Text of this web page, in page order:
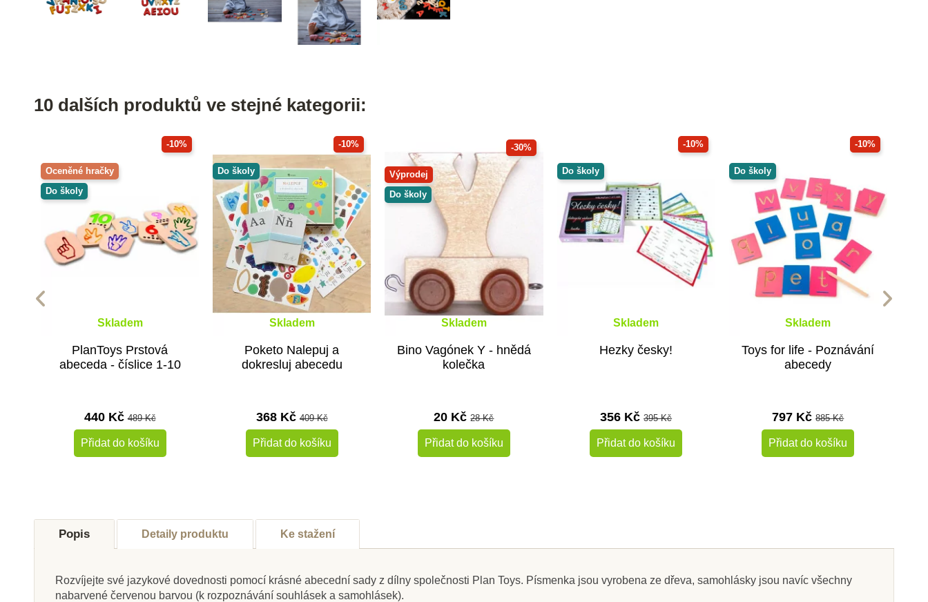
10 dalších produktů ve stejné kategorii:
-10%
Oceněné hračky
Do školy
Skladem
PlanToys Prstová
abeceda - číslice 1-10
440 Kč489 Kč
Přidat do košíku
-10%
Do školy
Skladem
Poketo Nalepuj a
dokresluj abecedu
368 Kč409 Kč
Přidat do košíku
-30%
Výprodej
Do školy
Skladem
Bino Vagónek Y - hnědá
kolečka
20 Kč28 Kč
Přidat do košíku
-10%
Do školy
Skladem
Hezky česky!
356 Kč395 Kč
Přidat do košíku
-10%
Do školy
Skladem
Toys for life - Poznávání
abecedy
797 Kč885 Kč
Přidat do košíku
Novinka
Do školy
Novinka
Do školy
Popis Detaily produktu Ke stažení
Rozvíjejte své jazykové dovednosti pomocí krásné abecední sady z dílny společnosti Plan Toys. Písmenka jsou vyrobena ze dřeva, samohlásky jsou navíc všechny
nabarvené červenou barvou (k rozpoznávání souhlásek a samohlásek).